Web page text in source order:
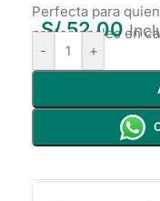
Perfecta para
profesionales en
S/52.00
- +